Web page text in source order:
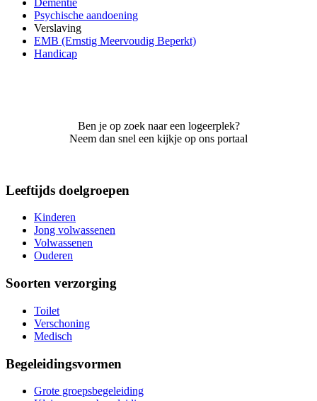
Dementie
Psychische aandoening
Verslaving
EMB (Ernstig Meervoudig Beperkt)
Handicap
Ben je op zoek naar een logeerplek?
Neem dan snel een kijkje op ons portaal
Leeftijds doelgroepen
Kinderen
Jong volwassenen
Volwassenen
Ouderen
Soorten verzorging
Toilet
Verschoning
Medisch
Begeleidingsvormen
Grote groepsbegeleiding